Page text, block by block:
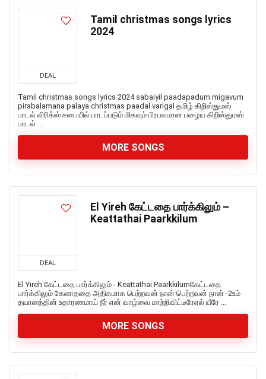
DEAL
Tamil christmas songs lyrics
2024
Tamil christmas songs lyrics 2024 sabaiyil paadapadum migavum
pirabalamana palaya christmas paadal varigal தமிழ் கிறிஸ்துமஸ்
பாடல் லிரிக்ஸ் சபையில் பாடப்படும் மிகவும் பிரபலமான பழைய கிறிஸ்துமஸ்
பாடல் ...
MORE SONGS
DEAL
El Yireh கேட்டதை பார்க்கிலும் –
Keattathai Paarkkilum
El Yireh கேட்டதை பார்க்கிலும் - Keattathai Paarkkilumகேட்டதை
பார்க்கிலும் கேளாததை அதிகமாக பெற்றவன் நான் பெற்றவன் நான் -2உம்
தயாளத்தின் உதாரணமாய் நீர் என் வாழ்வை மாற்றிவிட்டீரேஏல் யீரே ...
MORE SONGS